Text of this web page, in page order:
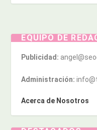
EQUIPO DE
Publicidad:
Administración:
Acerca de Nosotros